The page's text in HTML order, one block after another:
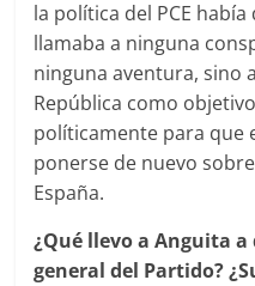
la política del PCE
llamaba a ninguna
ninguna aventura, sino
República como
políticamente para que
ponerse de nuevo
España.
¿Qué llevo a Anguita
general del Partido?